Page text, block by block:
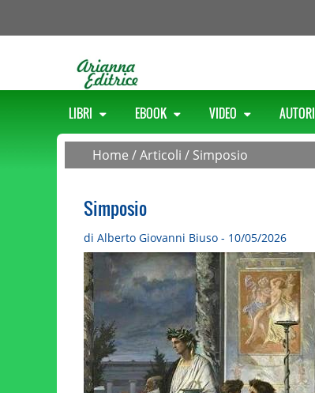
LIBRI EBOOK VIDEO AUTORI
Home /Articoli / Simposio
Simposio
di Alberto Giovanni Biuso - 10/05/2026